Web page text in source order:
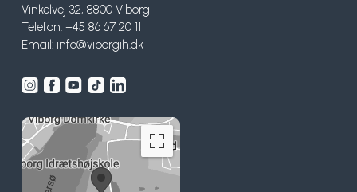
Vinkelvej 32, 8800 Viborg
Telefon: +45 86 67 20 11
Email: info@viborgih.dk